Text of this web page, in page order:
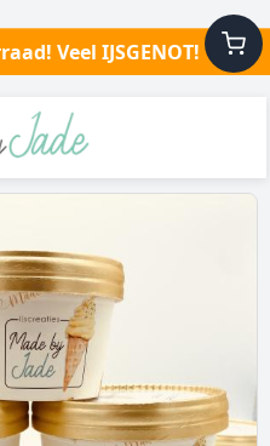
Veel IJSGENOT!